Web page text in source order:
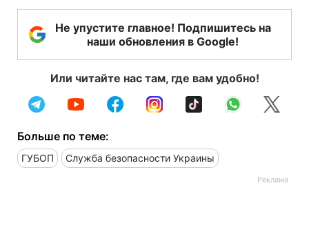
Не упустите главное! Подпишитесь на
наши обновления в Google!
Или читайте нас там, где вам удобно!
Больше по теме:
ГУБОП Служба безопасности Украины